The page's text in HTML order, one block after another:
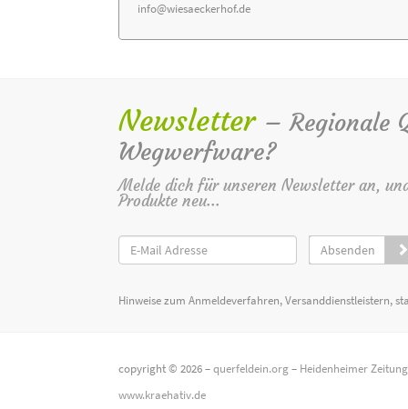
info@wiesaeckerhof.de
Newsletter – Regionale
Wegwerfware?
Melde dich für unseren Newsletter an,
Produkte neu...
Absenden
Hinweise zum Anmeldeverfahren, Versanddienstleistern,
copyright © 2026 –querfeldein.org– Heidenheimer
www.kraehativ.de